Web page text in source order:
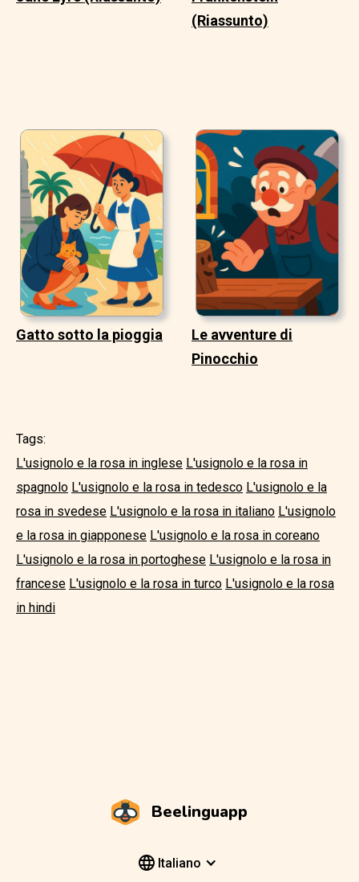
(Riassunto)
Gatto sotto la pioggia
Le avventure di
Pinocchio
Tags:
L'usignolo e la rosa in inglese L'usignolo e la rosa in
spagnolo L'usignolo e la rosa in tedesco L'usignolo e la
rosa in svedese L'usignolo e la rosa in italiano L'usignolo
e la rosa in giapponese L'usignolo e la rosa in coreano
L'usignolo e la rosa in portoghese L'usignolo e la rosa in
francese L'usignolo e la rosa in turco L'usignolo e la rosa
in hindi
Beelinguapp
Italiano